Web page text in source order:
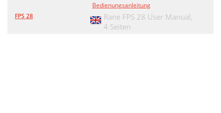
FPS 28
Bedienungsanleitung
Rane FPS 28 User Manual,
4 Seiten